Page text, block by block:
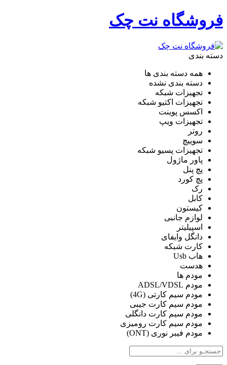
فروشگاه نت چک
دسته بندی
همه دسته بندی ها
دسته بندی نشده
تجهیزات شبکه
تجهیزات اکتیو شبکه
اکسس پوینت
تجهیزات ویپ
روتر
سوییچ
تجهیزات پسیو شبکه
پاور ماژول
پچ پنل
پچ کورد
رک
کابل
کیستون
لوازم جانبی
اسپیلیتر
دانگل وایفای
کارت شبکه
هاب Usb
هدست
مودم ها
مودم ADSL/VDSL
مودم سیم کارتی (4G)
مودم سیم کارت جیبی
مودم سیم کارت دانگلی
مودم سیم کارت رومیزی
مودم فیبر نوری (ONT)